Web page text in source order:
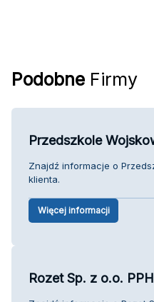
Podobne Firmy
Przedszkole
Znajdź informacje o
klienta.
Więcej informacji
Rozet Sp. z o.o.